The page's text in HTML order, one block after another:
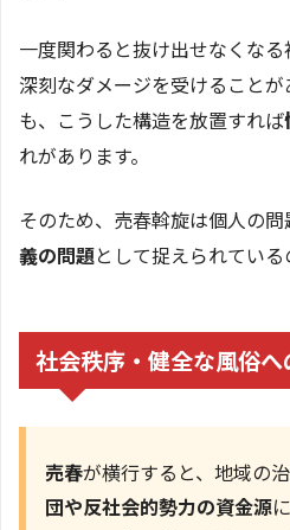
一度関わると抜け出せなくな
深刻なダメージを受けること
も、こうした構造を放置すれば
れがあります。
そのため、売春斡旋は個人の問
義の問題として捉えられている
社会秩序・健全な風俗
売春が横行すると、地域の
団や反社会的勢力の資金源